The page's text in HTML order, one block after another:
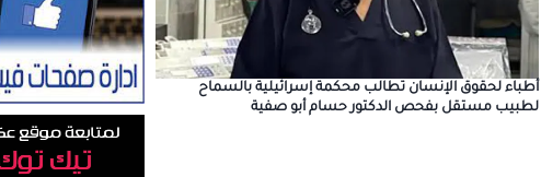
أطباء لحقوق الإنسان تطالب محكمة إسرائيلية بالسماح
لطبيب مستقل بفحص الدكتور حسام أبو صفية